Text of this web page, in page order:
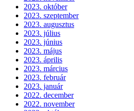
Őszi film lett a Pókember 3
2025. december
2025. november
2024. november
2024. október
2024. szeptember
2024. augusztus
2024. július
2024. június
2024. május
2024. április